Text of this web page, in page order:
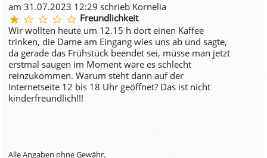
am 31.07.2023 12:29 schrieb Kornelia
Freundlichkeit
Wir wollten heute um 12.15 h dort einen Kaffee
trinken, die Dame am Eingang wies uns ab und sagte,
da gerade das Frühstück beendet sei, müsse man jetzt
erstmal saugen im Moment wäre es schlecht
reinzukommen. Warum steht dann auf der
Internetseite 12 bis 18 Uhr geöffnet? Das ist nicht
kinderfreundlich!!!
Alle Angaben ohne Gewähr.